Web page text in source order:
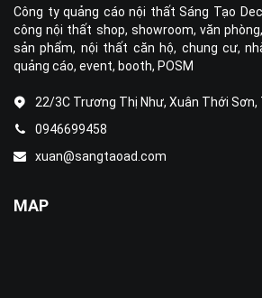
Công ty quảng cáo nội thất Sáng Tạo
công nội thất shop, showroom, văn
sản phẩm, nội thất căn hộ, chung cư,
quảng cáo, event, booth, POSM
22/3C Trương Thị Như, Xuân Thới Sơn,
0946699458
xuan@sangtaoad.com
MAP